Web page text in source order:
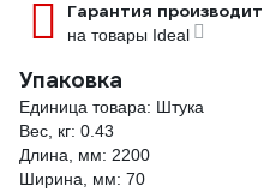
Гарантия
на товары Ideal
Упаковка
Единица товара: Штука
Вес, кг: 0.43
Длина, мм: 2200
Ширина, мм: 70